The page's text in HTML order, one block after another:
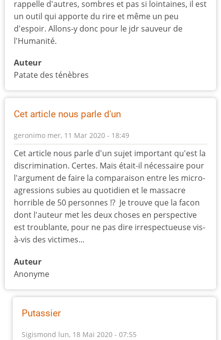
rappelle d'autres, sombres et pas si lointaines, il est
un outil qui apporte du rire et même un peu
d'espoir. Allons-y donc pour le jdr sauveur de
l'Humanité.
Auteur
Patate des ténèbres
Cet article nous parle d'un
geronimo mer, 11 Mar 2020 - 18:49
Cet article nous parle d'un sujet important qu'est la
discrimination. Certes. Mais était-il nécessaire pour
l'argument de faire la comparaison entre les micro-
agressions subies au quotidien et le massacre
horrible de 50 personnes !? Je trouve que la facon
dont l'auteur met les deux choses en perspective
est troublante, pour ne pas dire irrespectueuse vis-
à-vis des victimes...
Auteur
Anonyme
Putassier
Sigismond lun, 18 Mai 2020 - 07:55